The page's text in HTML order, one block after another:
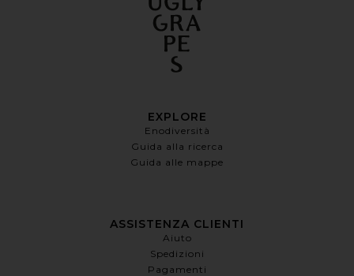
EXPLORE
Enodiversità
Guida alla ricerca
Guida alle mappe
ASSISTENZA CLIENTI
Aiuto
Spedizioni
Pagamenti